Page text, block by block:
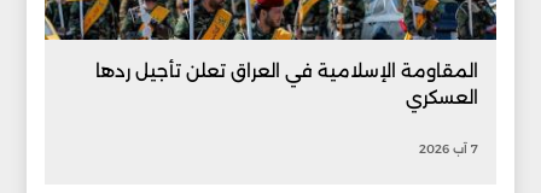
المقاومة الإسلامية في العراق تعلن تأجيل ردها
العسكري
7 آب 2026